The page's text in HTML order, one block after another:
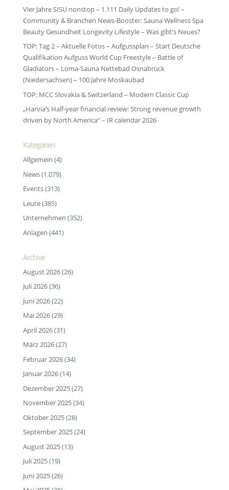
Vier Jahre SISU nonstop – 1.111 Daily Updates to go! –
Community & Branchen News-Booster: Sauna Wellness Spa
Beauty Gesundheit Longevity Lifestyle – Was gibt’s Neues?
TOP: Tag 2 – Aktuelle Fotos – Aufgussplan – Start Deutsche
Qualifikation Aufguss World Cup Freestyle – Battle of
Gladiators – Loma-Sauna Nettebad Osnabrück
(Niedersachsen) – 100 Jahre Moskaubad
TOP: MCC Slovakia & Switzerland – Modern Classic Cup
„Harvia’s Half-year financial review: Strong revenue growth
driven by North America“ – IR calendar 2026
Kategorien
Allgemein (4)
News(1.079)
Events(313)
Leute(385)
Unternehmen (352)
Anlagen (441)
Archive
August 2026(26)
Juli 2026(36)
Juni 2026(22)
Mai 2026(29)
April 2026(31)
März 2026(27)
Februar 2026(34)
Januar 2026(14)
Dezember 2025(27)
November 2025(34)
Oktober 2025(28)
September 2025(24)
August 2025(13)
Juli 2025(19)
Juni 2025(26)